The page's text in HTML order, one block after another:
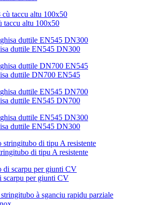
taccu altu 100х50
duttile EN545 DN300
duttile DN700 EN545
duttile EN545 DN700
duttile EN545 DN300
di tipu A resistente
scarpu per giunti CV